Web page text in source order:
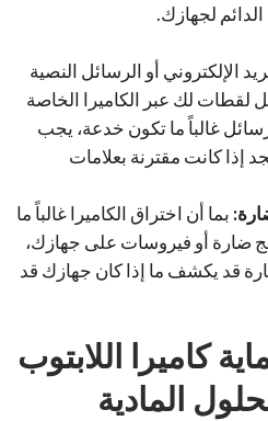
لجهازك.
الإلكتروني أو الرسائل النصية
لك عبر الكاميرا الخاصة
غالباً ما تكون خدعة، يجب
إذا كانت مقترنة بعلامات
بما أن اختراق الكاميرا غالباً ما
ضارة أو فيروسات على جهازك،
قد يكشف ما إذا كان جهازك قد
كاميرا اللابتوب
المادية